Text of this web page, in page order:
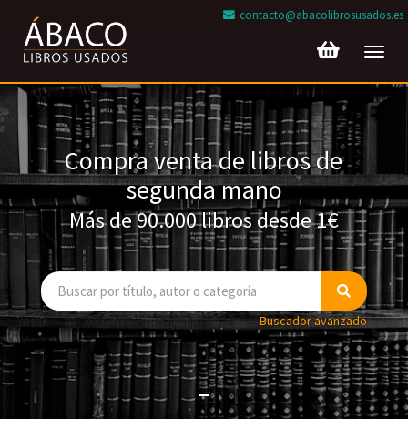
contacto@abacolibrosusados.es
Compra venta de libros de
segunda mano
Más de 90.000 libros desde 1€
Buscador avanzado